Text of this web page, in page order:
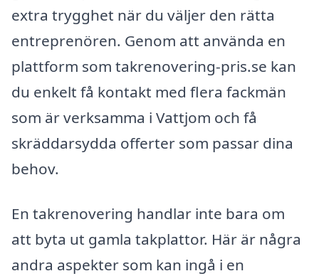
extra trygghet när du väljer den rätta
entreprenören. Genom att använda en
plattform som takrenovering-pris.se kan
du enkelt få kontakt med flera fackmän
som är verksamma i Vattjom och få
skräddarsydda offerter som passar dina
behov.
En takrenovering handlar inte bara om
att byta ut gamla takplattor. Här är några
andra aspekter som kan ingå i en